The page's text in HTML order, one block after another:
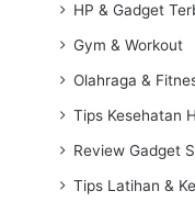
HP & Gadget
Gym & Workout
Olahraga &
Tips Kesehatan
Review Gadget
Tips Latihan &